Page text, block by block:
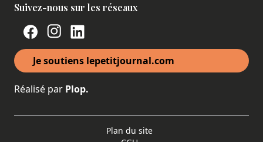
Suivez-nous sur les réseaux
Je soutiens lepetitjournal.com
Réalisé par Plop.
Plan du site